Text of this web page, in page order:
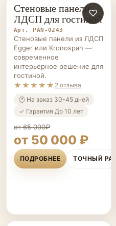
СТЕНОВЫЕ
ПАНЕЛИ НА ЗАКАЗ
♡
Стеновые панели
ЛДСП для гостиной
Арт. PAN-0243
Стеновые панели из ЛДСП
Egger или Kronospan —
современное
интерьерное решение для
гостиной.
★★★★★ 2 отзыва
🕐 На заказ 30-45 дней
✓ Гарантия До 10 лет
от 65 000₽
от 50 000 ₽
ПОДРОБНЕЕ ТОЧНЫЙ